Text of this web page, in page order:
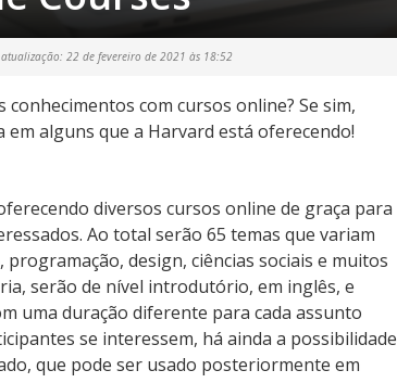
22 de fevereiro de 2021 às 18:52
com cursos online? Se sim,
alguns que a Harvard está oferecendo!
diversos cursos online de graça para
Ao total serão 65 temas que variam
design, ciências sociais e muitos
serão de nível introdutório, em inglês, e
uma duração diferente para cada assunto
se interessem, há ainda a possibilidade
que pode ser usado posteriormente em